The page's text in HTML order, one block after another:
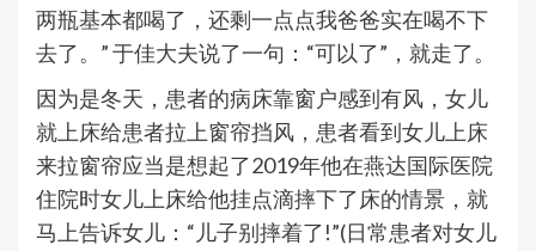
两瓶基本都喝了，还剩一点点我爸爸实在喝不下
去了。” 于佳大夫说了一句：“可以了”，就走了。
因为是冬天，患者的病床靠窗户感到有风，女儿
就上床给患者拉上窗帘挡风，患者看到女儿上床
来拉窗帘应当是想起了2019年他在燕达国际医院
住院时女儿上床给他挂点滴摔下了床的情景，就
马上告诉女儿：“儿子别摔着了!”(日常患者对女儿